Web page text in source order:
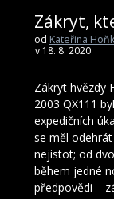
Zákryt,
od Kateřina
v 18. 8. 2020
Zákryt hvězdy
2003 QX111
expedičních
se měl
nejistot; od
během jedné
předpovědi –